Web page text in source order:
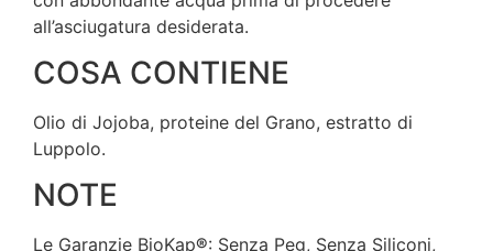
all’asciugatura desiderata.
COSA CONTIENE
Olio di Jojoba, proteine del Grano, estratto di
Luppolo.
NOTE
Le Garanzie BioKap®: Senza Peg, Senza Siliconi,